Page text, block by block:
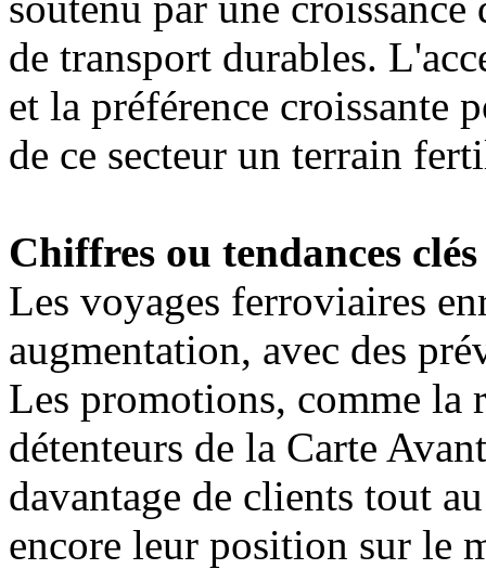
de transport durables.
et la préférence croissante
de ce secteur un terrain
Chiffres ou tendances clés
Les voyages ferroviaires
augmentation, avec des
Les promotions, comme la
détenteurs de la Carte
davantage de clients tout
encore leur position sur le